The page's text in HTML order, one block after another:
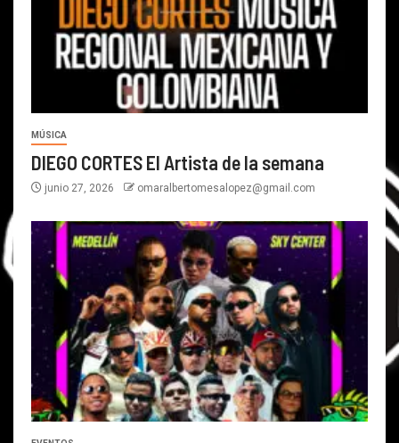
MÚSICA
DIEGO CORTES El Artista de la semana
junio 27, 2026 omaralbertomesalopez@gmail.com